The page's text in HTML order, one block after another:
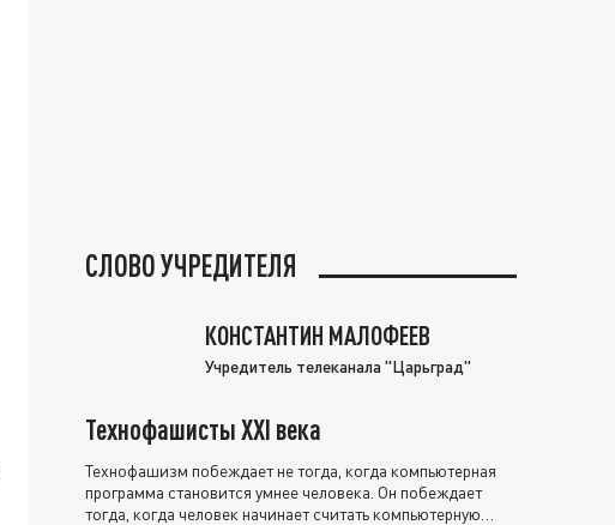
СЛОВО УЧРЕДИТЕЛЯ
КОНСТАНТИН МАЛОФЕЕВ
Учредитель телеканала "Царьград"
Технофашисты XXI века
Технофашизм побеждает не тогда, когда компьютерная
программа становится умнее человека. Он побеждает
тогда, когда человек начинает считать компьютерную